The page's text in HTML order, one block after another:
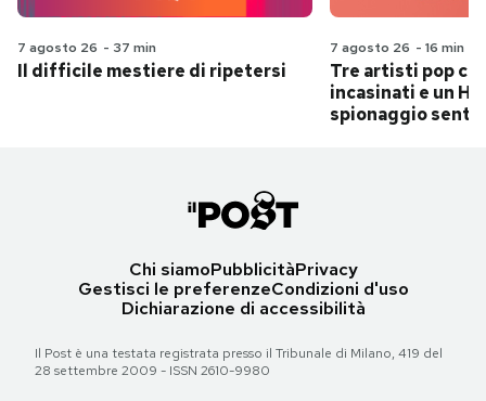
7 agosto 26 - 37 min
Il difficile mestiere di ripetersi
7 agosto 26 - 16 min
Tre artisti pop
incasinati e un
spionaggio
Chi siamoPubblicitàPrivacy
Gestisci le preferenzeCondizioni d'uso
Dichiarazione di accessibilità
Il Post è una testata registrata presso il Tribunale di Milano, 419 del
28 settembre 2009 - ISSN 2610-9980